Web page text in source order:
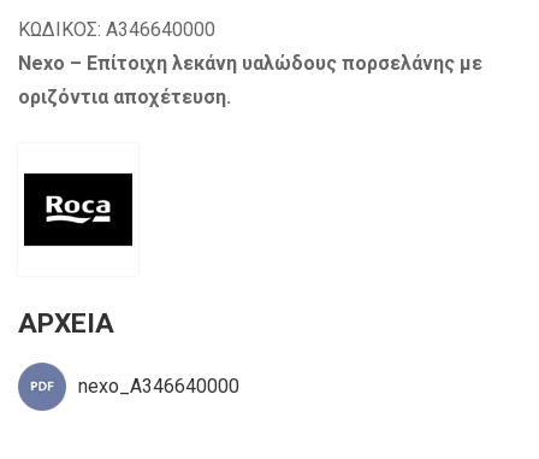
ΚΩΔΙΚΟΣ: A346640000
Nexo – Eπίτοιχη λεκάνη υαλώδους πορσελάνης με
οριζόντια αποχέτευση.
ΑΡΧΕΙΑ
nexo_A346640000